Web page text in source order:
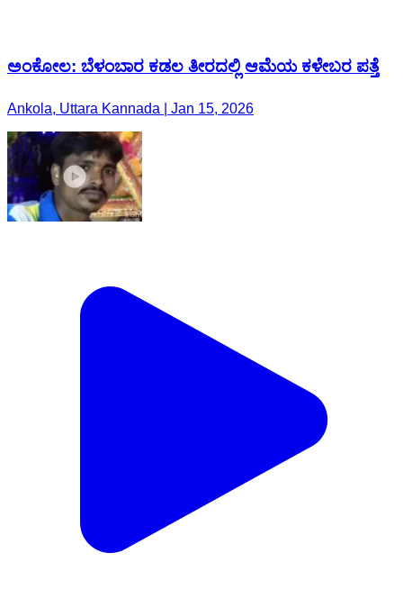
ಅಂಕೋಲ: ಬೆಳಂಬಾರ ಕಡಲ ತೀರದಲ್ಲಿ ಆಮೆಯ ಕಳೇಬರ ಪತ್ತೆ
Ankola, Uttara Kannada | Jan 15, 2026